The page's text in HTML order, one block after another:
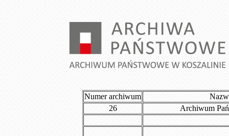
Numer archiwum
26
Archiwum